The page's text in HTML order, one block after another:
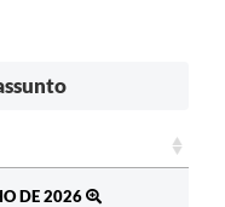
DE 2026